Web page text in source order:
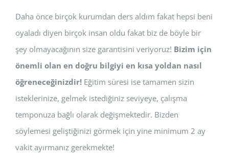
Daha önce birçok kurumdan ders aldım fakat hepsi beni
oyaladı diyen birçok insan oldu fakat biz de böyle bir
şey olmayacağının size garantisini veriyoruz! Bizim için
önemli olan en doğru bilgiyi en kısa yoldan nasıl
öğreneceğinizdir! Eğitim süresi ise tamamen sizin
isteklerinize, gelmek istediğiniz seviyeye, çalışma
temponuza bağlı olarak değişmektedir. Bizden
söylemesi geliştiğinizi görmek için yine minimum 2 ay
vakit ayırmanız gerekmekte!